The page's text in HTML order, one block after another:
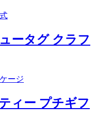
ータグ クラフ
ィー プチギフ